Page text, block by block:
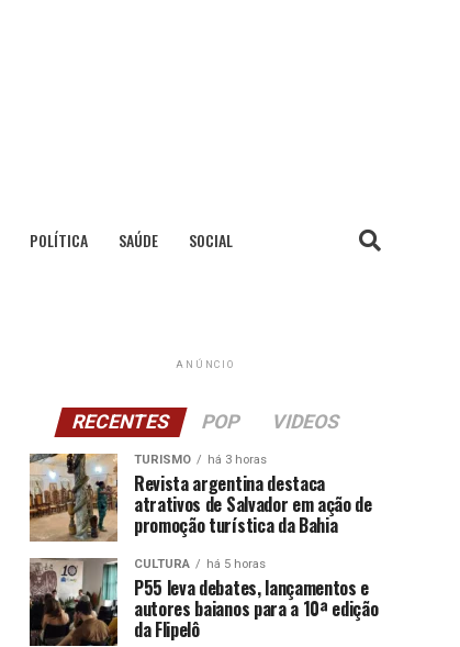
POLÍTICA SAÚDE SOCIAL
ANÚNCIO
RECENTES POP VIDEOS
TURISMO há 3 horas
Revista argentina destaca
atrativos de Salvador em ação de
promoção turística da Bahia
CULTURA há 5 horas
P55 leva debates, lançamentos e
autores baianos para a 10ª edição
da Flipelô